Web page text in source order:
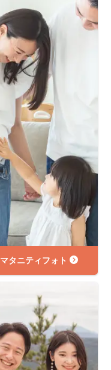
マタニティフォト